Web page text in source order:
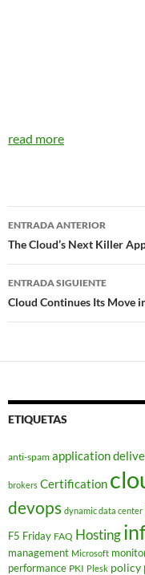
read more
Navegador
de
entradas
ENTRADA ANTERIOR
The Cloud’s Next Killer
ENTRADA SIGUIENTE
Cloud Continues Its Move
ETIQUETAS
anti-spam application
brokers Certification
devops dynamic data center
F5 Friday FAQ Hosting
management Microsoft
performance PKI Plesk policy